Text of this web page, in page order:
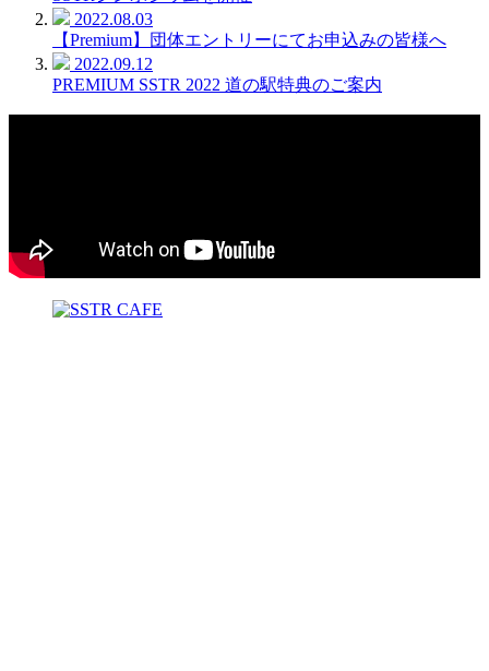
2022.08.03
【Premium】団体エントリーにてお申込みの皆様へ
2022.09.12
PREMIUM SSTR 2022 道の駅特典のご案内